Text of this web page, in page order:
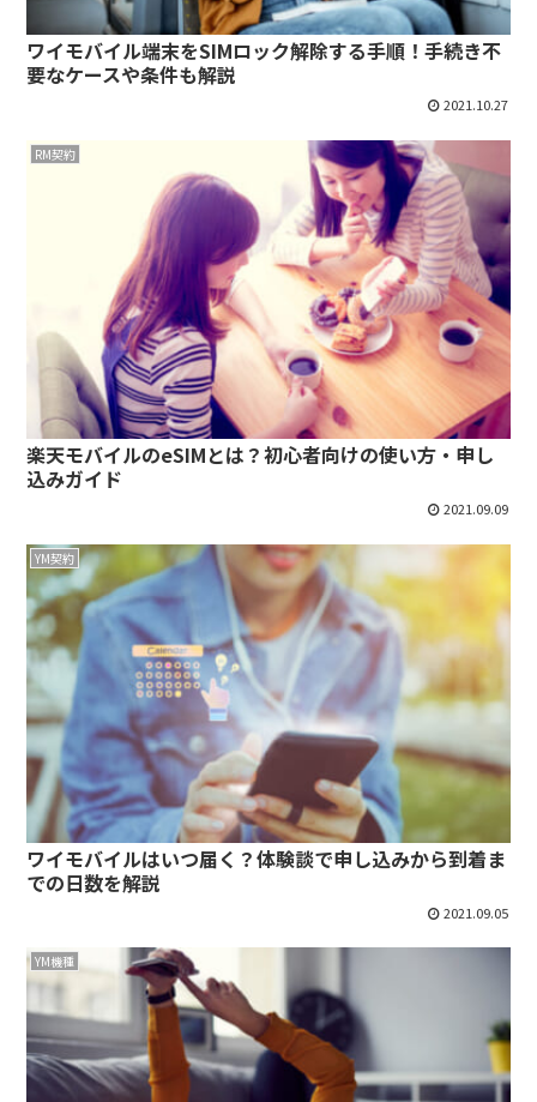
ワイモバイル端末をSIMロック解除する手順！手続き不
要なケースや条件も解説
2021.10.27
RM契約
楽天モバイルのeSIMとは？初心者向けの使い方・申し
込みガイド
2021.09.09
YM契約
ワイモバイルはいつ届く？体験談で申し込みから到着ま
での日数を解説
2021.09.05
YM機種